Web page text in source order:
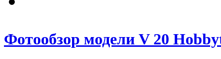
Фотообзор модели V 20